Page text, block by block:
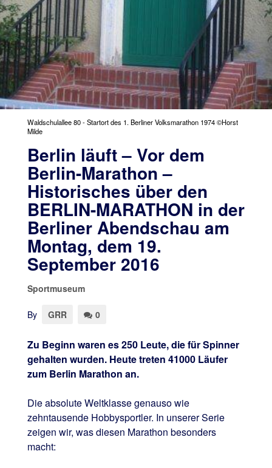
Waldschulallee 80 - Startort des 1. Berliner Volksmarathon 1974 ©Horst
Milde
Berlin läuft – Vor dem
Berlin-Marathon –
Historisches über den
BERLIN-MARATHON in der
Berliner Abendschau am
Montag, dem 19.
September 2016
Sportmuseum
By GRR 0
Zu Beginn waren es 250 Leute, die für Spinner
gehalten wurden. Heute treten 41000 Läufer
zum Berlin Marathon an.
Die absolute Weltklasse genauso wie
zehntausende Hobbysportler. In unserer Serie
zeigen wir, was diesen Marathon besonders
macht: